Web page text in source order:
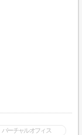
バーチャルオフィス